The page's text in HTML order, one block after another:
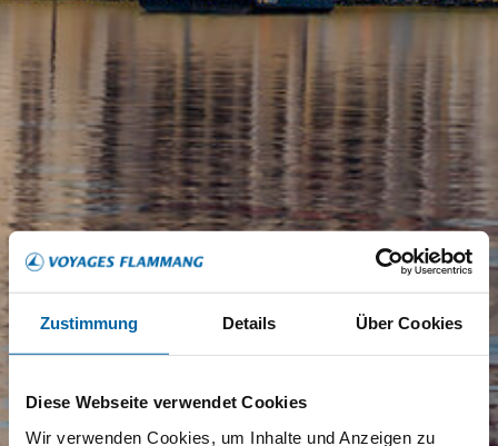
Zustimmung Details Über Cookies
Diese Webseite verwendet Cookies
Wir verwenden Cookies, um Inhalte und Anzeigen zu